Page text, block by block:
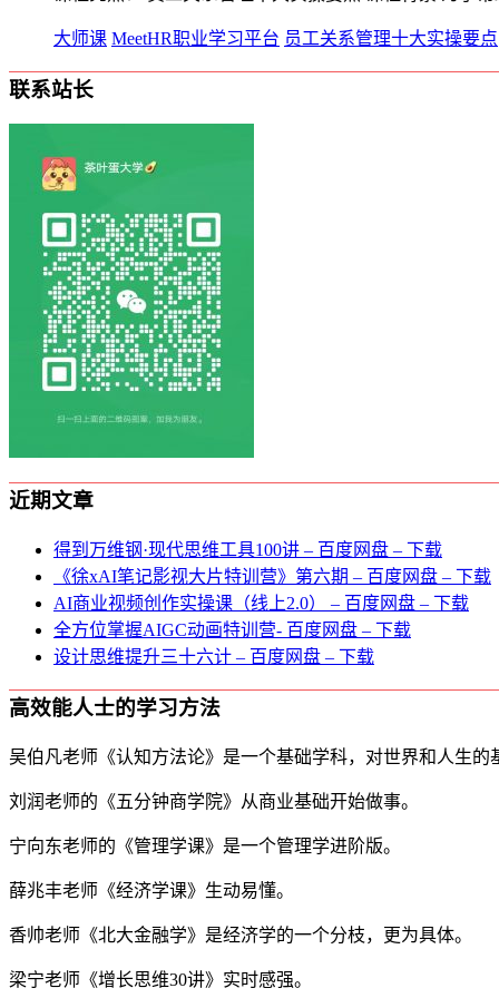
大师课 MeetHR职业学习平台 员工关系管理十大实操要点
联系站长
近期文章
得到万维钢·现代思维⼯具100讲 – 百度网盘 – 下载
《徐xAI笔记影视大片特训营》第六期 – 百度网盘 – 下载
AI商业视频创作实操课（线上2.0） – 百度网盘 – 下载
全方位掌握AIGC动画特训营- 百度网盘 – 下载
设计思维提升三十六计 – 百度网盘 – 下载
高效能人士的学习方法
吴伯凡老师《认知方法论》是一个基础学科，对世界和人生的
刘润老师的《五分钟商学院》从商业基础开始做事。
宁向东老师的《管理学课》是一个管理学进阶版。
薛兆丰老师《经济学课》生动易懂。
香帅老师《北大金融学》是经济学的一个分枝，更为具体。
梁宁老师《增长思维30讲》实时感强。